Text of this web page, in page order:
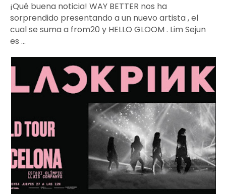
¡Qué buena noticia! WAY BETTER nos ha
sorprendido presentando a un nuevo artista , el
cual se suma a from20 y HELLO GLOOM . Lim Sejun
es ...